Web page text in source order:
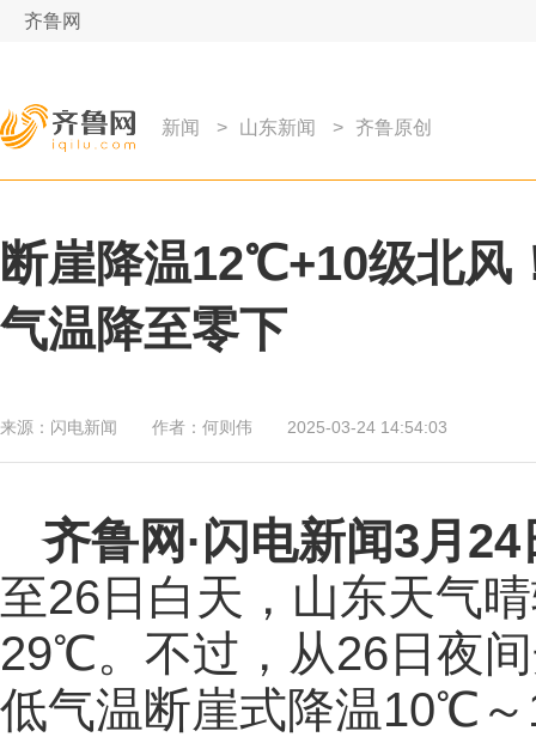
齐鲁网
新闻 > 山东新闻 > 齐鲁原创
断崖降温12℃+10级北风
气温降至零下
来源： 闪电新闻 作者： 何则伟 2025-03-24 14:54:03
齐鲁网 ·闪电新闻3月24
至26日白天，山东天气
29℃。不过，从26日夜
低气温断崖式降温10℃